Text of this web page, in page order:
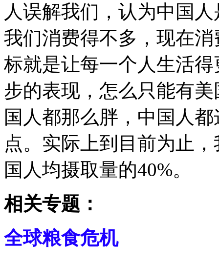
人误解我们，认为中国
我们消费得不多，现在
标就是让每一个人生活
步的表现，怎么只能有
国人都那么胖，中国人
点。实际上到目前为止
国人均摄取量的40%。
相关专题：
全球粮食危机